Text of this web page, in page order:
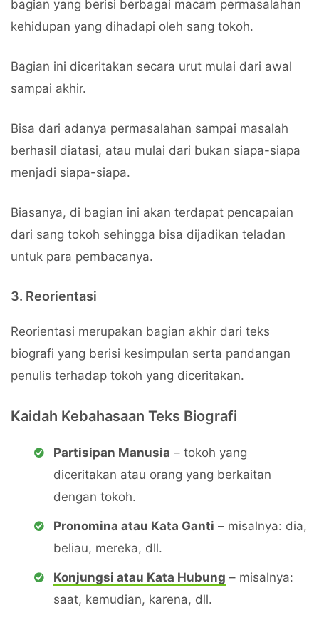
bagian yang berisi berbagai macam permasalahan
kehidupan yang dihadapi oleh sang tokoh.
Bagian ini diceritakan secara urut mulai dari awal
sampai akhir.
Bisa dari adanya permasalahan sampai masalah
berhasil diatasi, atau mulai dari bukan siapa-siapa
menjadi siapa-siapa.
Biasanya, di bagian ini akan terdapat pencapaian
dari sang tokoh sehingga bisa dijadikan teladan
untuk para pembacanya.
3. Reorientasi
Reorientasi merupakan bagian akhir dari teks
biografi yang berisi kesimpulan serta pandangan
penulis terhadap tokoh yang diceritakan.
Kaidah Kebahasaan Teks Biografi
Partisipan Manusia – tokoh yang
diceritakan atau orang yang berkaitan
dengan tokoh.
Pronomina atau Kata Ganti – misalnya: dia,
beliau, mereka, dll.
Konjungsi atau Kata Hubung – misalnya:
saat, kemudian, karena, dll.